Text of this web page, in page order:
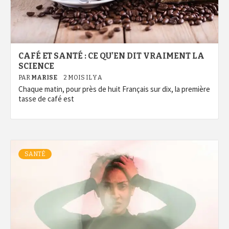
CAFÉ ET SANTÉ : CE QU’EN DIT VRAIMENT LA
SCIENCE
PAR MARISE 2 MOIS IL Y A
Chaque matin, pour près de huit Français sur dix, la première
tasse de café est
SANTÉ